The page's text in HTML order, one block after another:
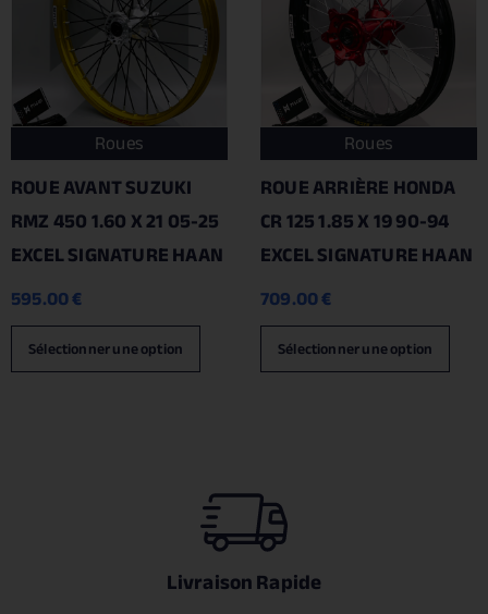
Roues
ROUE AVANT SUZUKI
RMZ 450 1.60 X 21 05-25
EXCEL SIGNATURE HAAN
595.00€
Sélectionner une option
Roues
ROUE ARRIÈRE HONDA
CR 125 1.85 X 19 90-94
EXCEL SIGNATURE HAAN
709.00€
Sélectionner une option
Livraison Rapide